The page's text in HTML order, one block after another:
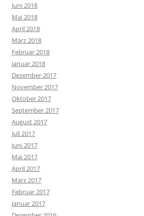
Juni 2018
Mai 2018
April 2018
März 2018
Februar 2018
Januar 2018
Dezember 2017
November 2017
Oktober 2017
September 2017
August 2017
Juli 2017
Juni 2017
Mai 2017
April 2017
März 2017
Februar 2017
Januar 2017